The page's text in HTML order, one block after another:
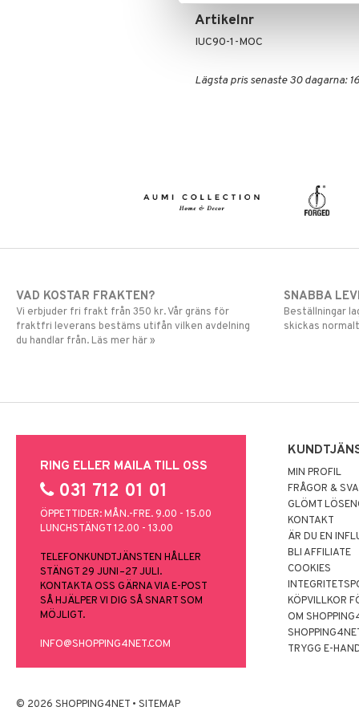
Artikelnr
IUC90-1-MOC
Lägsta pris senaste 30 dagarna:
VAD KOSTAR FRAKTEN?
Vi erbjuder fri frakt från 350 kr. Vår gräns för
fraktfri leverans bestäms utifån vilken avdelning
du handlar från. Läs mer här »
SNABBA
Beställningar
skickas
RING ELLER MAILA TILL OSS
031 712 01 01
ÖPPETTIDER: MÅN.-FRE. 9.00 - 15.00
LUNCHSTÄNGT 12.00 - 13.00
TELEFONKUNDTJÄNSTEN HÅLLER
STÄNGT 29 JUNI–27 JULI.
KONTAKTA OSS GÄRNA VIA E-POST
SÅ HJÄLPER VI DIG SÅ SNART SOM
MÖJLIGT.
INFO@SHOPPING4NET.COM
MIN PROFIL
FRÅGOR &
GLÖMT
KONTAKT
ÄR DU EN
BLI AFFILIATE
COOKIES
KÖPVILLKOR
OM
TRYGG E-
© 2026 SHOPPING4NET • SITEMAP